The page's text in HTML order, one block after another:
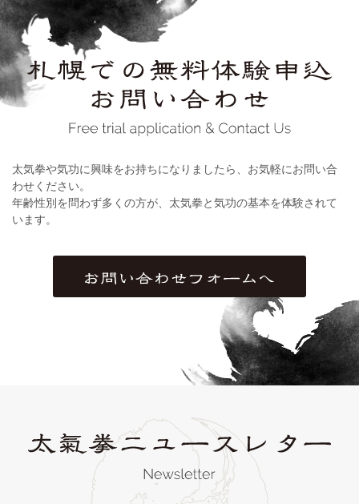
太気拳や気功に興味をお持ちになりましたら、お気軽にお問い合
わせください。
年齢性別を問わず多くの方が、太気拳と気功の基本を体験されて
います。